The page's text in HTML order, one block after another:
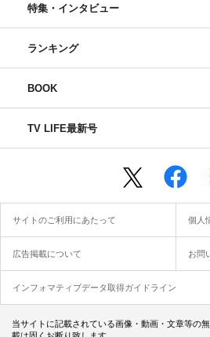
特集・インタビュー
ランキング
BOOK
TV LIFE最新号
サイトのご利用にあたって 個人
広告掲載について お問
インフォマティブデータ取得ガイドライン
当サイトに記載されている画像・動画・文章等の